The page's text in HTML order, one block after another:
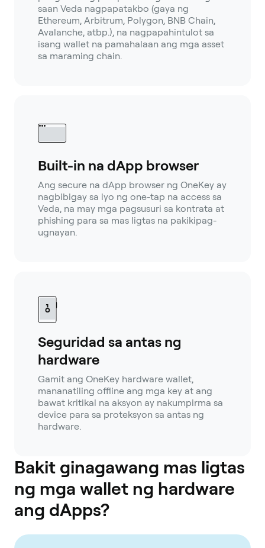
saan Veda nagpapatakbo (gaya ng
Ethereum, Arbitrum, Polygon, BNB Chain,
Avalanche, atbp.), na nagpapahintulot sa
isang wallet na pamahalaan ang mga asset
sa maraming chain.
Built-in na dApp browser
Ang secure na dApp browser ng OneKey ay
nagbibigay sa iyo ng one-tap na access sa
Veda, na may mga pagsusuri sa kontrata at
phishing para sa mas ligtas na pakikipag-
ugnayan.
Seguridad sa antas ng
hardware
Gamit ang OneKey hardware wallet,
mananatiling offline ang mga key at ang
bawat kritikal na aksyon ay nakumpirma sa
device para sa proteksyon sa antas ng
hardware.
Bakit ginagawang mas ligtas
ng mga wallet ng hardware
ang dApps?